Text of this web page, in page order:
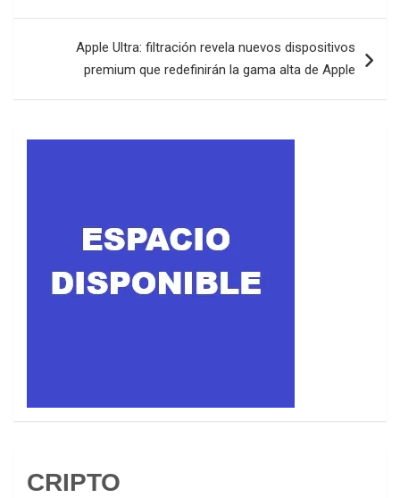
Apple Ultra: filtración revela nuevos dispositivos
premium que redefinirán la gama alta de Apple
CRIPTO